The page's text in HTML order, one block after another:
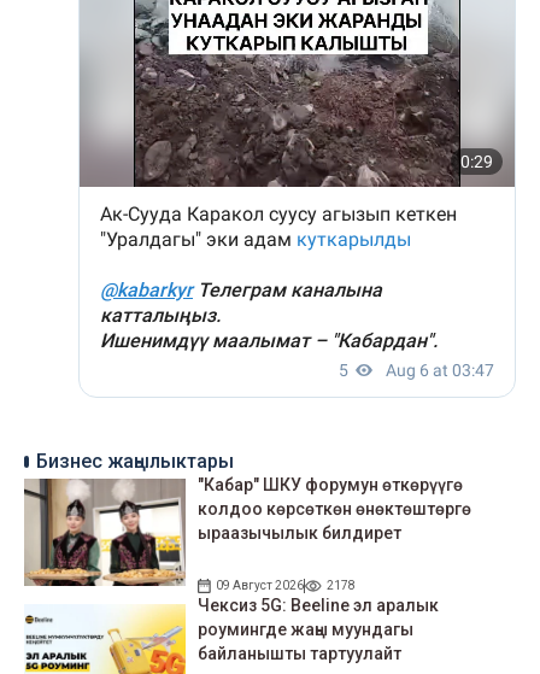
Бизнес жаңылыктары
"Кабар" ШКУ форумун өткөрүүгө
колдоо көрсөткөн өнөктөштөргө
ыраазычылык билдирет
09 Август 2026 2178
Чексиз 5G: Beeline эл аралык
роумингде жаңы муундагы
байланышты тартуулайт